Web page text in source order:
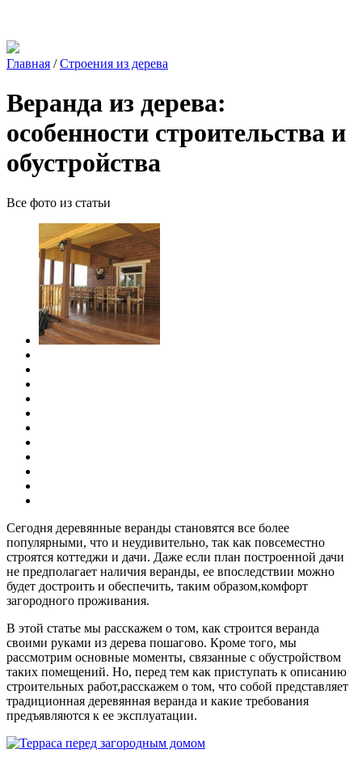
Главная /Строения из дерева
Веранда из дерева:
особенности строительства и
обустройства
Все фото из статьи
Сегодня деревянные веранды становятся все более
популярными, что и неудивительно, так как повсеместно
строятся коттеджи и дачи. Даже если план построенной дачи
не предполагает наличия веранды, ее впоследствии можно
будет достроить и обеспечить, таким образом,комфорт
загородного проживания.
В этой статье мы расскажем о том, как строится веранда
своими руками из дерева пошагово. Кроме того, мы
рассмотрим основные моменты, связанные с обустройством
таких помещений. Но, перед тем как приступать к описанию
строительных работ,расскажем о том, что собой представляет
традиционная деревянная веранда и какие требования
предъявляются к ее эксплуатации.